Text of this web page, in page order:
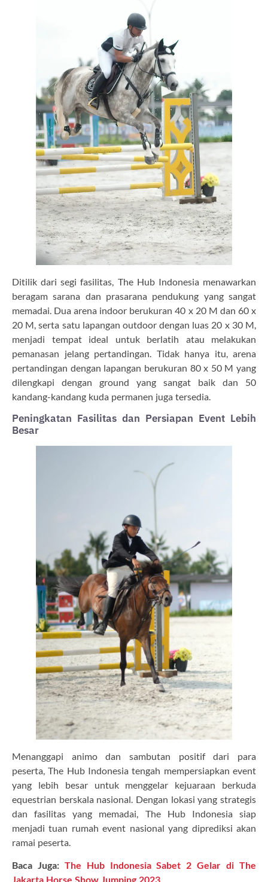
Ditilik dari segi fasilitas, The Hub Indonesia menawarkan
beragam sarana dan prasarana pendukung yang sangat
memadai. Dua arena indoor berukuran 40 x 20 M dan 60 x
20 M, serta satu lapangan outdoor dengan luas 20 x 30 M,
menjadi tempat ideal untuk berlatih atau melakukan
pemanasan jelang pertandingan. Tidak hanya itu, arena
pertandingan dengan lapangan berukuran 80 x 50 M yang
dilengkapi dengan ground yang sangat baik dan 50
kandang-kandang kuda permanen juga tersedia.
Peningkatan Fasilitas dan Persiapan Event Lebih
Besar
Menanggapi animo dan sambutan positif dari para
peserta, The Hub Indonesia tengah mempersiapkan event
yang lebih besar untuk menggelar kejuaraan berkuda
equestrian berskala nasional. Dengan lokasi yang strategis
dan fasilitas yang memadai, The Hub Indonesia siap
menjadi tuan rumah event nasional yang diprediksi akan
ramai peserta.
Baca Juga: The Hub Indonesia Sabet 2 Gelar di The
Jakarta Horse Show Jumping 2023